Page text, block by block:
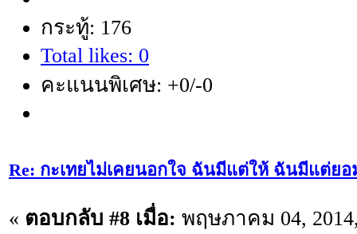
กระทู้: 176
Total likes: 0
คะแนนพิเศษ: +0/-0
Re: กะเทยไม่เคยนอกใจ ฉันมีแต่ให้ ฉันมีแต่ยอ
« ตอบกลับ #8 เมื่อ: พฤษภาคม 04,